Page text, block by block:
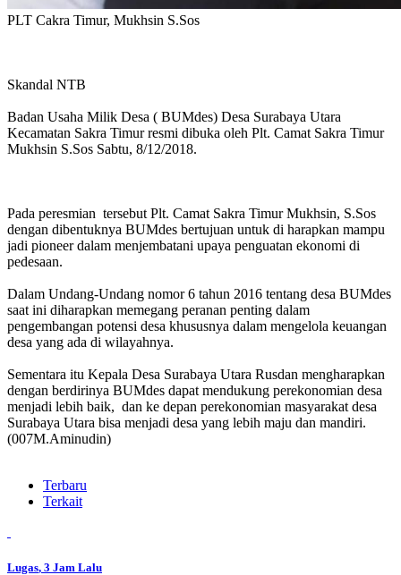
PLT Cakra Timur, Mukhsin S.Sos
Skandal NTB
Badan Usaha Milik Desa ( BUMdes) Desa Surabaya Utara
Kecamatan Sakra Timur resmi dibuka oleh Plt. Camat Sakra Timur
Mukhsin S.Sos Sabtu, 8/12/2018.
Pada peresmian tersebut Plt. Camat Sakra Timur Mukhsin, S.Sos
dengan dibentuknya BUMdes bertujuan untuk di harapkan mampu
jadi pioneer dalam menjembatani upaya penguatan ekonomi di
pedesaan.
Dalam Undang-Undang nomor 6 tahun 2016 tentang desa BUMdes
saat ini diharapkan memegang peranan penting dalam
pengembangan potensi desa khususnya dalam mengelola keuangan
desa yang ada di wilayahnya.
Sementara itu Kepala Desa Surabaya Utara Rusdan mengharapkan
dengan berdirinya BUMdes dapat mendukung perekonomian desa
menjadi lebih baik, dan ke depan perekonomian masyarakat desa
Surabaya Utara bisa menjadi desa yang lebih maju dan mandiri.
(007M.Aminudin)
Terbaru
Terkait
Lugas, 3 Jam Lalu